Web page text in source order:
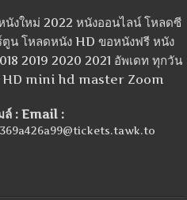
งใหม่ 2022 หนังออนไลน์ โหลดซี
น โหลดหนัง HD ขอหนังฟรี หนัง
2019 2020 2021 อัพเดท ทุกวัน
HD mini hd master Zoom
ล์ : Email :